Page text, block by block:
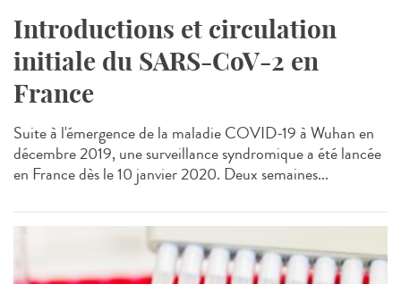
Introductions et circulation
initiale du SARS-CoV-2 en
France
Suite à l'émergence de la maladie COVID-19 à Wuhan en
décembre 2019, une surveillance syndromique a été lancée
en France dès le 10 janvier 2020. Deux semaines...